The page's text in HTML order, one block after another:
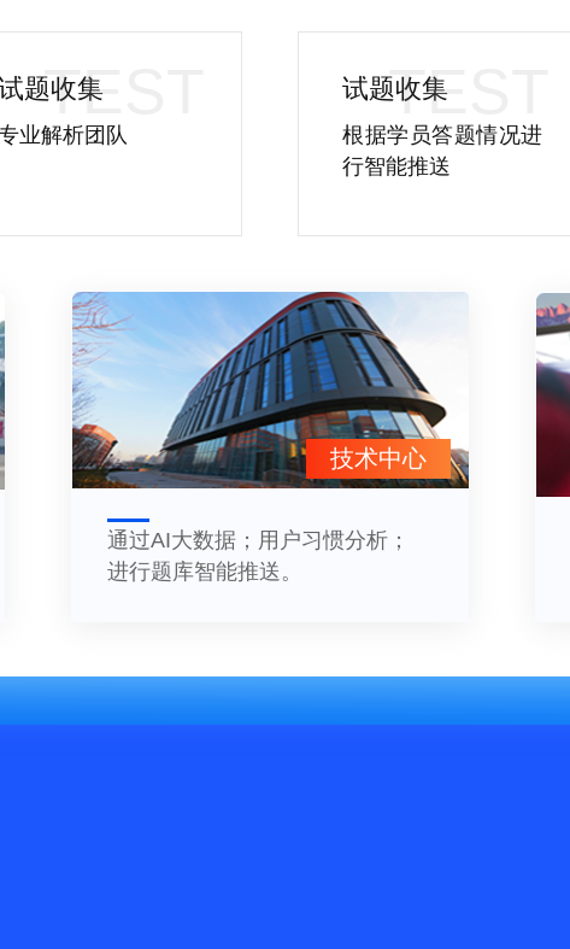
题收集
业解析团队
试题收集
根据学员答题情况进
行智能推送
技术中心
通过AI大数据；用户习惯分析；
进行题库智能推送。